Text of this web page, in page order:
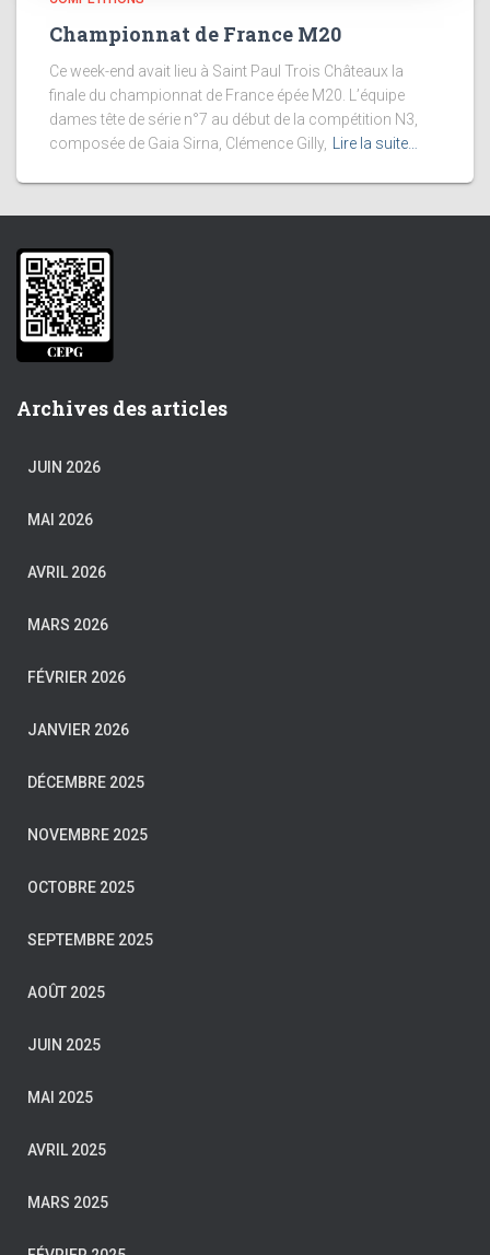
Championnat de France M20
Ce week-end avait lieu à Saint Paul Trois Châteaux la
finale du championnat de France épée M20. L’équipe
dames tête de série n°7 au début de la compétition N3,
composée de Gaia Sirna, Clémence Gilly,
Lire la suite…
Archives des articles
JUIN 2026
MAI 2026
AVRIL 2026
MARS 2026
FÉVRIER 2026
JANVIER 2026
DÉCEMBRE 2025
NOVEMBRE 2025
OCTOBRE 2025
SEPTEMBRE 2025
AOÛT 2025
JUIN 2025
MAI 2025
AVRIL 2025
MARS 2025